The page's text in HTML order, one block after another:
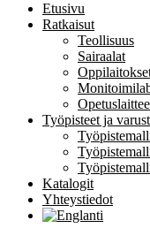
Etusivu
Ratkaisut
Teollisuus
Sairaalat
Työpisteet ja
Katalogit
Yhteystiedot